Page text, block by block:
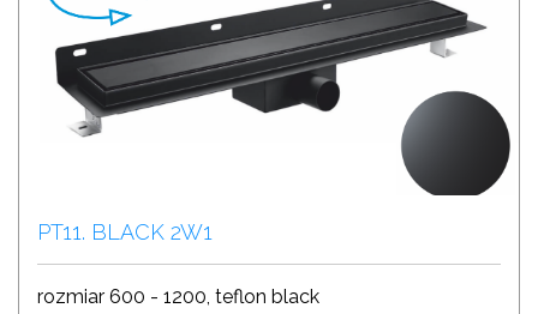
PT11. BLACK 2W1
rozmiar 600 - 1200, teflon black